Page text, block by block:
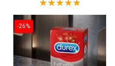
-26%